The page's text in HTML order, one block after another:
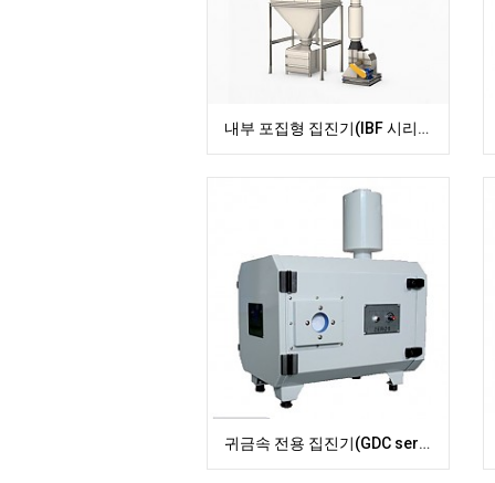
내부 포집형 집진기(IBF 시리즈)
귀금속 전용 집진기(GDC series)